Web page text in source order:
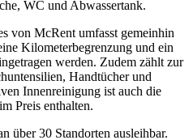
WC und Abwassertank.
von McRent umfasst gemeinhin
Kilometerbegrenzung und ein
werden. Zudem zählt zur
Handtücher und
Innenreinigung ist auch die
Preis enthalten.
über 30 Standorten ausleihbar.